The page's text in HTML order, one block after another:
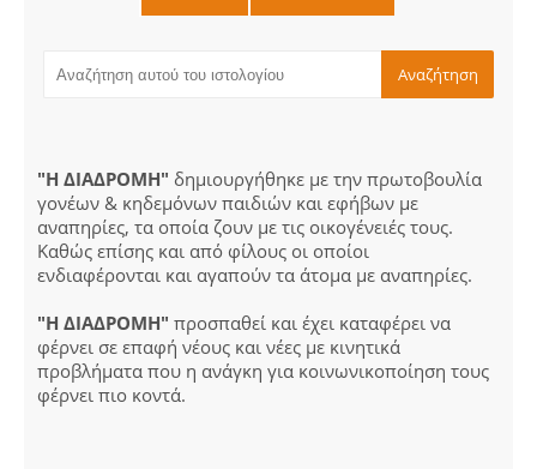
"Η ΔΙΑΔΡΟΜΗ" δημιουργήθηκε με την πρωτοβουλία
γονέων & κηδεμόνων παιδιών και εφήβων με
αναπηρίες, τα οποία ζουν με τις οικογένειές τους.
Καθώς επίσης και από φίλους οι οποίοι
ενδιαφέρονται και αγαπούν τα άτομα με αναπηρίες.
"Η ΔΙΑΔΡΟΜΗ" προσπαθεί και έχει καταφέρει να
φέρνει σε επαφή νέους και νέες με κινητικά
προβλήματα που η ανάγκη για κοινωνικοποίηση τους
φέρνει πιο κοντά.